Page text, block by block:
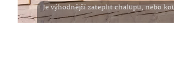
Je výhodnější zateplit chalupu, nebo